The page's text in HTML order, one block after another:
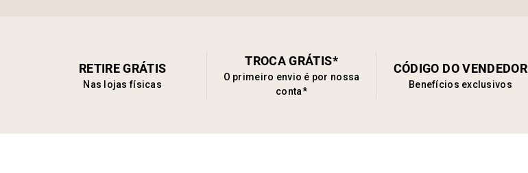
RETIRE GRÁTIS
Nas lojas físicas
TROCA GRÁTIS*
O primeiro envio é por nossa
conta*
CÓDIGO DO VENDEDOR
Benefícios exclusivos